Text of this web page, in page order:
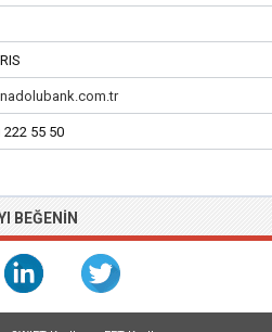
222 55 50
BEĞENIN